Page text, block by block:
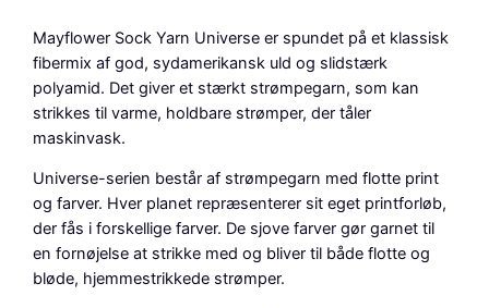
r
i
u
s
S
o
c
k
Y
a
Mayflower Sock Yarn Universe er spundet på et klassisk
fibermix af god, sydamerikansk uld og slidstærk
polyamid. Det giver et stærkt strømpegarn, som kan
strikkes til varme, holdbare strømper, der tåler
maskinvask.
Universe-serien består af strømpegarn med flotte print
og farver. Hver planet repræsenterer sit eget printforløb,
der fås i forskellige farver. De sjove farver gør garnet til
en fornøjelse at strikke med og bliver til både flotte og
bløde, hjemmestrikkede strømper.